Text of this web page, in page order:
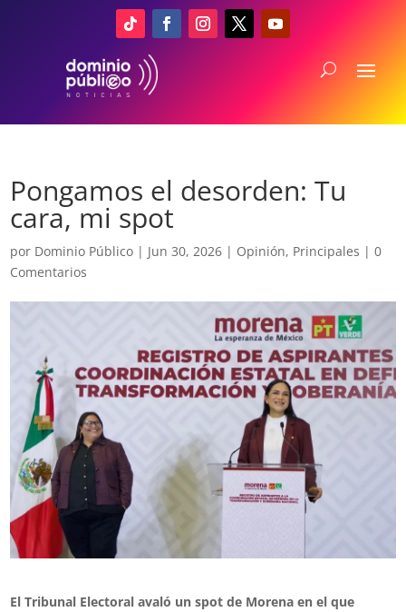
Pongamos el desorden: Tu
cara, mi spot
por Dominio Público | Jun 30, 2026 | Opinión, Principales |0
Comentarios
El Tribunal Electoral avaló un spot de Morena en el que